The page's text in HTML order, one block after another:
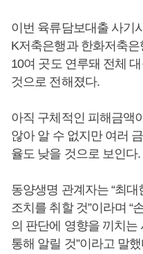
이번 육류담보대출 사기
K저축은행과 한화저축
10여 곳도 연루돼 전체
것으로 전해졌다.
아직 구체적인 피해금액
않아 알 수 없지만 여러
율도 낮을 것으로 보인다.
동양생명 관계자는 “최
조치를 취할 것”이라며 “
의 판단에 영향을 끼치
통해 알릴 것”이라고 말